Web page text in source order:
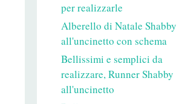
per realizzarle
Alberello di Natale Shabby
all'uncinetto con schema
Bellissimi e semplici da
realizzare, Runner Shabby
all'uncinetto